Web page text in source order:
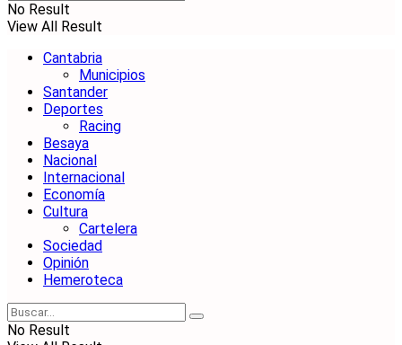
No Result
View All Result
Cantabria
Municipios
Santander
Deportes
Racing
Besaya
Nacional
Internacional
Economía
Cultura
Cartelera
Sociedad
Opinión
Hemeroteca
No Result